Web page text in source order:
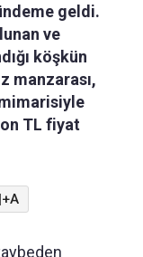
geldi.
ve
köşkün
manzarası,
TL fiyat
|+A